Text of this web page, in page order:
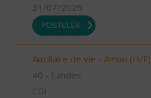
31/07/2026
POSTULER
Auxiliaire de vie - Amou (H/F)
40 - Landes
CDI